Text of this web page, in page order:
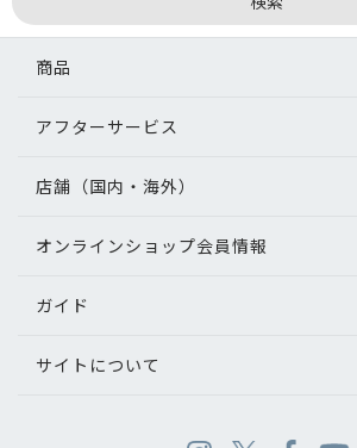
商品
アフターサービス
店舗（国内・海外）
オンラインショップ会員情報
ガイド
サイトについて